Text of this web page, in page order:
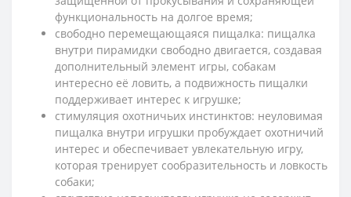
функциональность на долгое время;
свободно перемещающаяся пищалка: пищалка
внутри пирамидки свободно двигается, создавая
дополнительный элемент игры, собакам
интересно её ловить, а подвижность пищалки
поддерживает интерес к игрушке;
стимуляция охотничьих инстинктов: неуловимая
пищалка внутри игрушки пробуждает охотничий
интерес и обеспечивает увлекательную игру,
которая тренирует сообразительность и ловкость
собаки;